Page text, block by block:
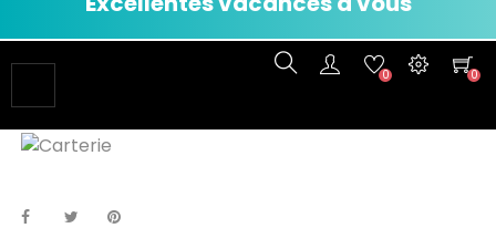
la
navigation
0 0